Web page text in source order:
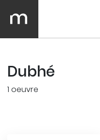
Dubhé
1 oeuvre